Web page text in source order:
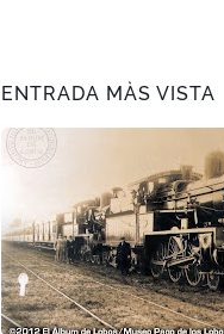
ENTRADA MÀS VISTA